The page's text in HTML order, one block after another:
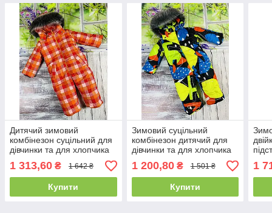
Дитячий зимовий
комбінезон суцільний для
дівчинки та для хлопчика
"Клітинка помаранчева"
(розміри 86, 92 та 98 см)
1 313,60 ₴ 1 642 ₴
Купити
Зимовий суцільний
комбінезон дитячий для
дівчинки та для хлопчика
Апельсини (розміри від 86
до 98 см)
1 200,80₴ 1 501 ₴
Купити
і
1